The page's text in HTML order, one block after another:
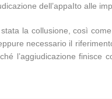
dell’appaIto alle
la collusione, così
necessario il
l’aggiudicazione finisce